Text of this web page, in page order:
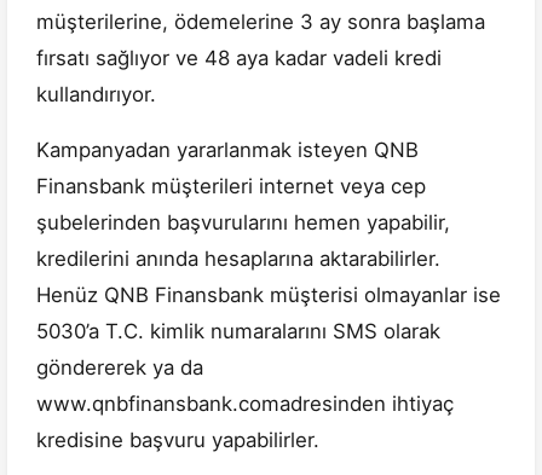
müşterilerine, ödemelerine 3 ay sonra başlama
fırsatı sağlıyor ve 48 aya kadar vadeli kredi
kullandırıyor.
Kampanyadan yararlanmak isteyen QNB
Finansbank müşterileri internet veya cep
şubelerinden başvurularını hemen yapabilir,
kredilerini anında hesaplarına aktarabilirler.
Henüz QNB Finansbank müşterisi olmayanlar ise
5030’a T.C. kimlik numaralarını SMS olarak
göndererek ya da
www.qnbfinansbank.comadresinden ihtiyaç
kredisine başvuru yapabilirler.